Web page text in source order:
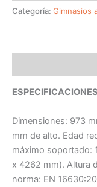
Categoría: Gimnasios
Dimensiones: 973
mm de alto. Edad
máximo soportado:
x 4262 mm). Altura
norma: EN